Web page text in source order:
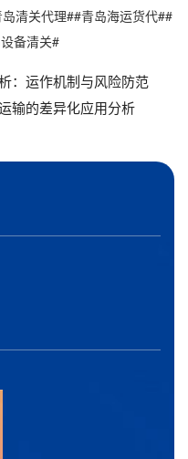
清关代理##青岛海运货代##
备清关#
：运作机制与风险防范
输的差异化应用分析